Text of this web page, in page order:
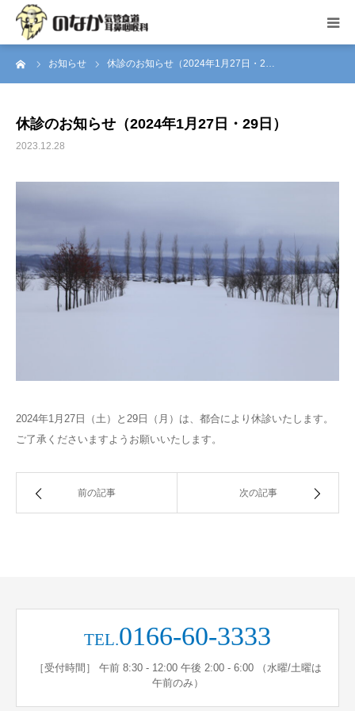
お知らせ 休診のお知らせ（2024年1月27日・2…
休診のお知らせ（2024年1月27日・29日）
2023.12.28
2024年1月27日（土）と29日（月）は、都合により休診いたします。
ご了承くださいますようお願いいたします。
前の記事 次の記事
TEL.0166-60-3333
［受付時間］ 午前 8:30 - 12:00 午後 2:00 - 6:00 （水曜/土曜は
午前のみ）
トップページ